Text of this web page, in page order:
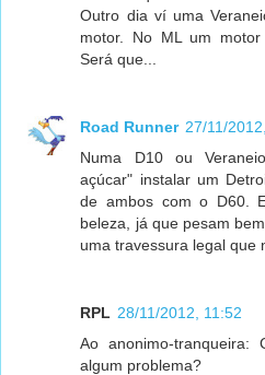
Outro dia ví uma
motor. No ML um
Será que...
Road Runner 27/11/
Numa D10 ou
açúcar" instalar um
de ambos com o D60.
beleza, já que pesam
uma travessura legal que
RPL 28/11/2012, 11:52
Ao anonimo-tranqueira:
algum problema?